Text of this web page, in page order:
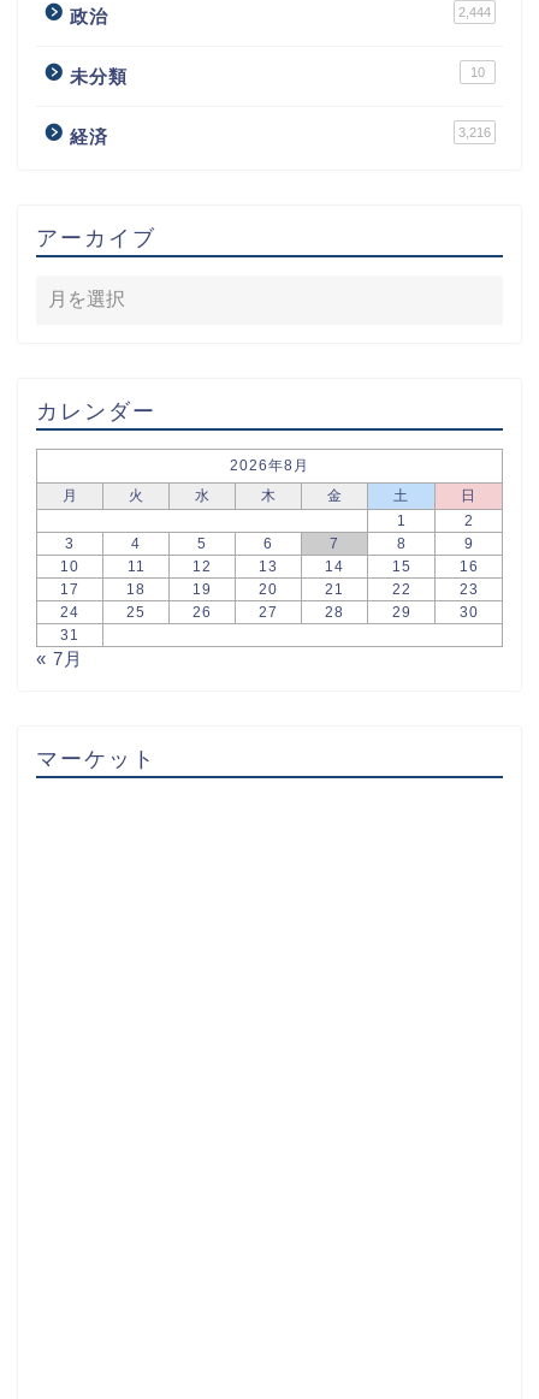
政治 2,444
未分類 10
経済 3,216
アーカイブ
カレンダー
2026年8月
月
火 水 木 金 土
日
1
2
3
4 5 6 7 8
9
10
11 12 13 14 15
16
17
18 19 20 21 22
23
24
25 26 27 28 29
30
31
« 7月
マーケット